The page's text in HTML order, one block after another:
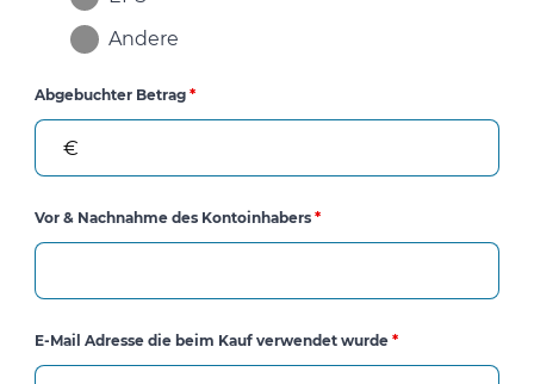
Andere
Abgebuchter Betrag *
Vor & Nachnahme des Kontoinhabers *
E-Mail Adresse die beim Kauf verwendet wurde *